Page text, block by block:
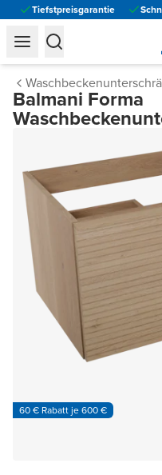
Tiefstpreisgarantie
Balmani Forma
60 € Rabatt je 600 €